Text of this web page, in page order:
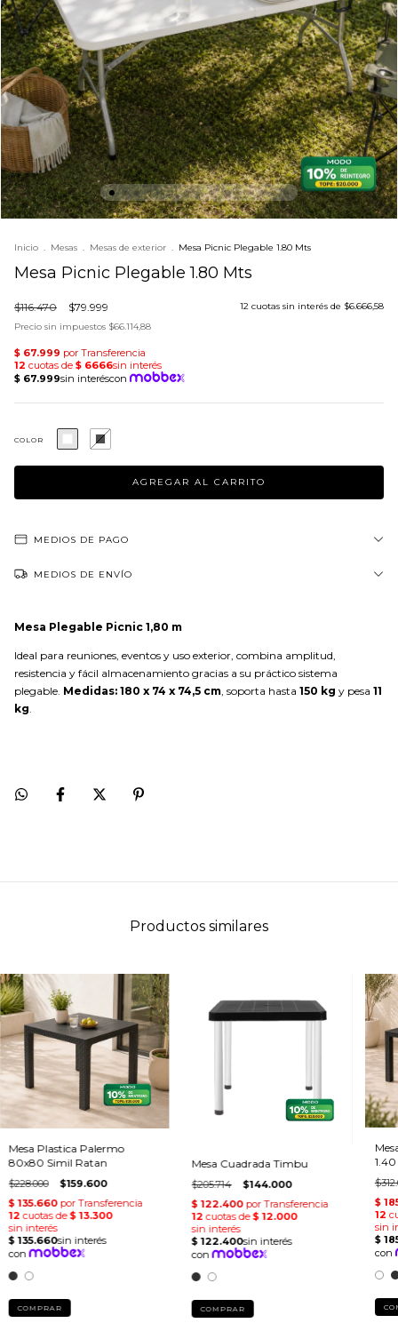
Inicio . Mesas . Mesas de exterior . Mesa Picnic Plegable 1.80 Mts
Mesa Picnic Plegable 1.80 Mts
$116.470 $79.999 12 cuotas sin interés de $6.666,58
Precio sin impuestos $66.114,88
COLOR
MEDIOS DE PAGO
MEDIOS DE ENVÍO
Mesa Plegable Picnic 1,80 m
Ideal para reuniones, eventos y uso exterior, combina amplitud,
resistencia y fácil almacenamiento gracias a su práctico sistema
plegable. Medidas: 180 x 74 x 74,5 cm, soporta hasta 150 kg y pesa 11
kg.
Productos similares
Mesa Plastica Palermo
80x80 Simil Ratan
$228.000 $159.600
COMPRAR
Mesa Cuadrada Timbu
$205.714 $144.000
COMPRAR